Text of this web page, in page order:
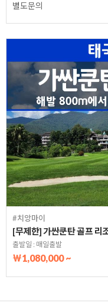
별도문의
#치앙마이
[무제한] 가싼쿤탄 골프 리
출발일 : 매일출발
￦1,080,000 ~